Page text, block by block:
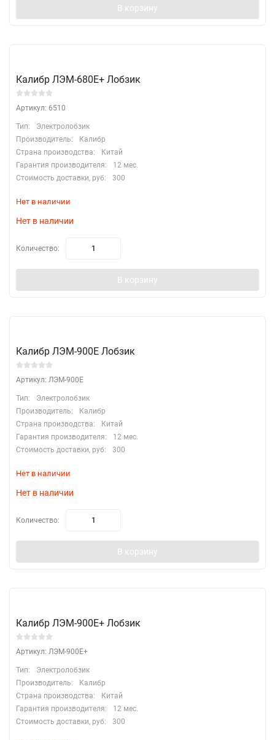
В корзину
Калибр ЛЭМ-680Е+ Лобзик
Артикул: 6510
Тип:
Электролобзик
Производитель:
Калибр
Страна производства:
Китай
Гарантия производителя:
12 мес.
Стоимость доставки, руб:
300
Нет в наличии
Нет в наличии
Количество:
В корзину
Калибр ЛЭМ-900Е Лобзик
Артикул: ЛЭМ-900Е
Тип:
Электролобзик
Производитель:
Калибр
Страна производства:
Китай
Гарантия производителя:
12 мес.
Стоимость доставки, руб:
300
Нет в наличии
Нет в наличии
Количество:
В корзину
Калибр ЛЭМ-900Е+ Лобзик
Артикул: ЛЭМ-900Е+
Тип:
Электролобзик
Производитель:
Калибр
Страна производства:
Китай
Гарантия производителя:
12 мес.
Стоимость доставки, руб:
300